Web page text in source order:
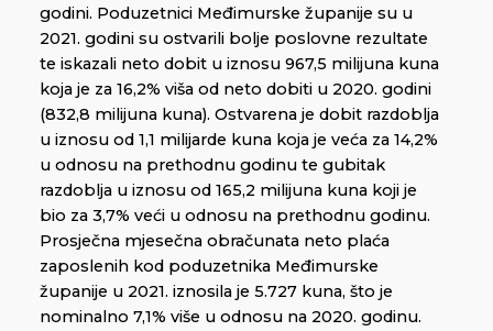
godini. Poduzetnici Međimurske županije su u
2021. godini su ostvarili bolje poslovne rezultate
te iskazali neto dobit u iznosu 967,5 milijuna kuna
koja je za 16,2% viša od neto dobiti u 2020. godini
(832,8 milijuna kuna). Ostvarena je dobit razdoblja
u iznosu od 1,1 milijarde kuna koja je veća za 14,2%
u odnosu na prethodnu godinu te gubitak
razdoblja u iznosu od 165,2 milijuna kuna koji je
bio za 3,7% veći u odnosu na prethodnu godinu.
Prosječna mjesečna obračunata neto plaća
zaposlenih kod poduzetnika Međimurske
županije u 2021. iznosila je 5.727 kuna, što je
nominalno 7,1% više u odnosu na 2020. godinu.